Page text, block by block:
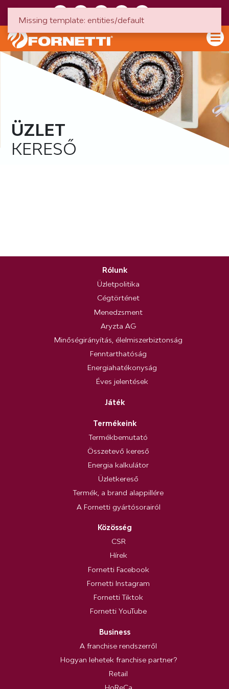
ÜZLET
KERESŐ
Rólunk
Üzletpolitika
Cégtörténet
Menedzsment
Aryzta AG
Minőségirányítás, élelmiszerbiztonság
Fenntarthatóság
Energiahatékonyság
Éves jelentések
Játék
Termékeink
Termékbemutató
Összetevő kereső
Energia kalkulátor
Üzletkereső
Termék, a brand alappillére
A Fornetti gyártósorairól
Közösség
CSR
Hírek
Fornetti Facebook
Fornetti Instagram
Fornetti Tiktok
Fornetti YouTube
Business
A franchise rendszerről
Hogyan lehetek franchise partner?
Retail
Missing template: entities/default